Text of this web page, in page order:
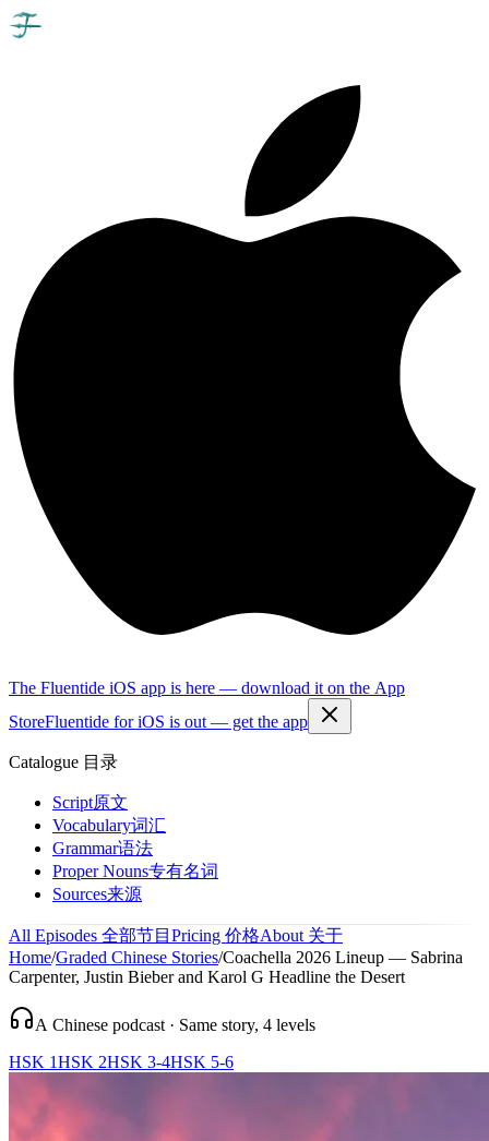
The Fluentide iOS app is here — download it on the App
StoreFluentide for iOS is out — get the app
Catalogue 目录
Script原文
Vocabulary词汇
Grammar语法
Proper Nouns专有名词
Sources来源
All Episodes 全部节目 Pricing 价格About 关于
Home/Graded Chinese Stories/Coachella 2026 Lineup — Sabrina
Carpenter, Justin Bieber and Karol G Headline the Desert
A Chinese podcast · Same story, 4 levels
HSK 1HSK 2HSK 3-4HSK 5-6